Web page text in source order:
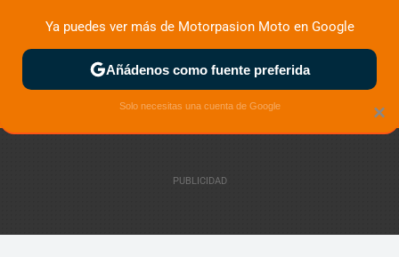
ZONA DE PRUEBAS DEPORTIVAS MOTOS ELÉCTRICAS
×
Ya puedes ver más de Motorpasion Moto en Google
Añádenos como fuente preferida
Solo necesitas una cuenta de Google